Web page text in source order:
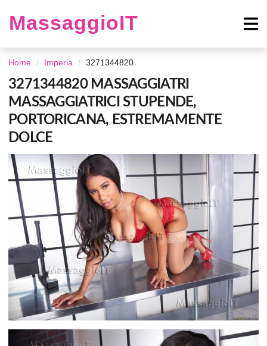
MassaggioIT
Home Imperia 3271344820
3271344820 MASSAGGIATRI
MASSAGGIATRICI STUPENDE,
PORTORICANA, ESTREMAMENTE
DOLCE